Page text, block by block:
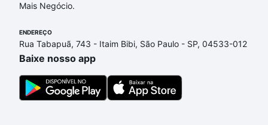
Mais Negócio.
ENDEREÇO
Rua Tabapuã, 743 - Itaim Bibi, São Paulo - SP, 04533-012
Baixe nosso app